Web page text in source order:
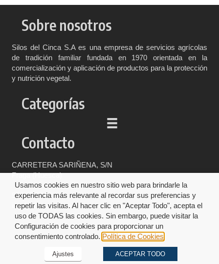
Sobre nosotros
Silos del Cinca S.A es una empresa de servicios agrícolas
de tradición familiar fundada en 1970 orientada en la
comercialización y aplicación de productos para la protección
y nutrición vegetal.
Categorías
Contacto
CARRETERA SARIÑENA, S/N
Fraga (Huesca)
974 47 04 00
info@silosdelcinca.com
Usamos cookies en nuestro sitio web para brindarle la
experiencia más relevante al recordar sus preferencias y
repetir las visitas. Al hacer clic en "Aceptar Todo", acepta el
uso de TODAS las cookies. Sin embargo, puede visitar la
Configuración de cookies para proporcionar un
consentimiento controlado. Política de Cookies
Ajustes ACEPTAR TODO